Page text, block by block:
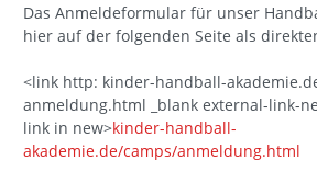
Das Anmeldeformular für unser
hier auf der folgenden Seite als
<link http: kinder-handball-
anmeldung.html _blank external-link-
link in new>kinder-handball-
akademie.de/camps/anmeldung.html